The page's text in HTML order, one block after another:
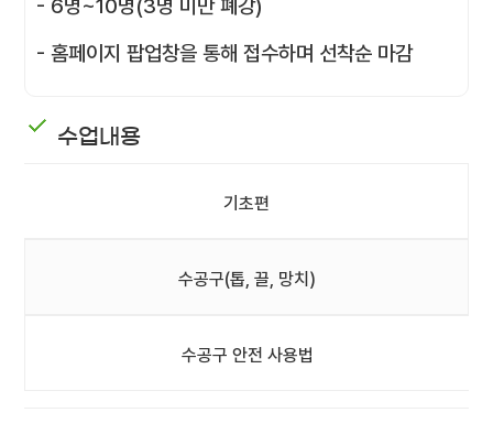
- 6명~10명(3명 미만 폐강)
- 홈페이지 팝업창을 통해 접수하며 선착순 마감
수업내용
기초편
수공구(톱, 끌, 망치)
수공구 안전 사용법